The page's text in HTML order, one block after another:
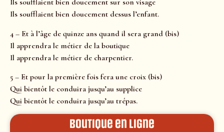
Ils soufflaient bien doucement sur son visage
Ils soufflaient bien doucement dessus l’enfant.
4 – Et à l’âge de quinze ans quand il sera grand (bis)
Il apprendra le métier de la boutique
Il apprendra le métier de charpentier.
5 – Et pour la première fois fera une croix (bis)
Qui bientôt le conduira jusqu’au supplice
Qui bientôt le conduira jusqu’au trépas.
Boutique en ligne